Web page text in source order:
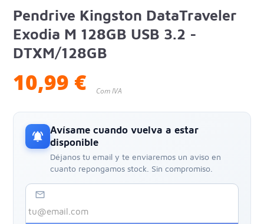
Pendrive Kingston DataTraveler
Exodia M 128GB USB 3.2 -
DTXM/128GB
10,99 € Com IVA
notifications_active
Avísame cuando vuelva a estar
disponible
Déjanos tu email y te enviaremos un aviso en
cuanto repongamos stock. Sin compromiso.
mail_outline